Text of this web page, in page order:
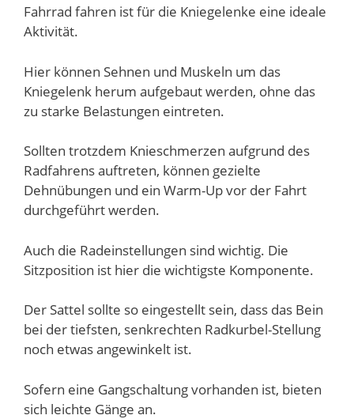
Fahrrad fahren ist für die Kniegelenke eine ideale
Aktivität.
Hier können Sehnen und Muskeln um das
Kniegelenk herum aufgebaut werden, ohne das
zu starke Belastungen eintreten.
Sollten trotzdem Knieschmerzen aufgrund des
Radfahrens auftreten, können gezielte
Dehnübungen und ein Warm-Up vor der Fahrt
durchgeführt werden.
Auch die Radeinstellungen sind wichtig. Die
Sitzposition ist hier die wichtigste Komponente.
Der Sattel sollte so eingestellt sein, dass das Bein
bei der tiefsten, senkrechten Radkurbel-Stellung
noch etwas angewinkelt ist.
Sofern eine Gangschaltung vorhanden ist, bieten
sich leichte Gänge an.